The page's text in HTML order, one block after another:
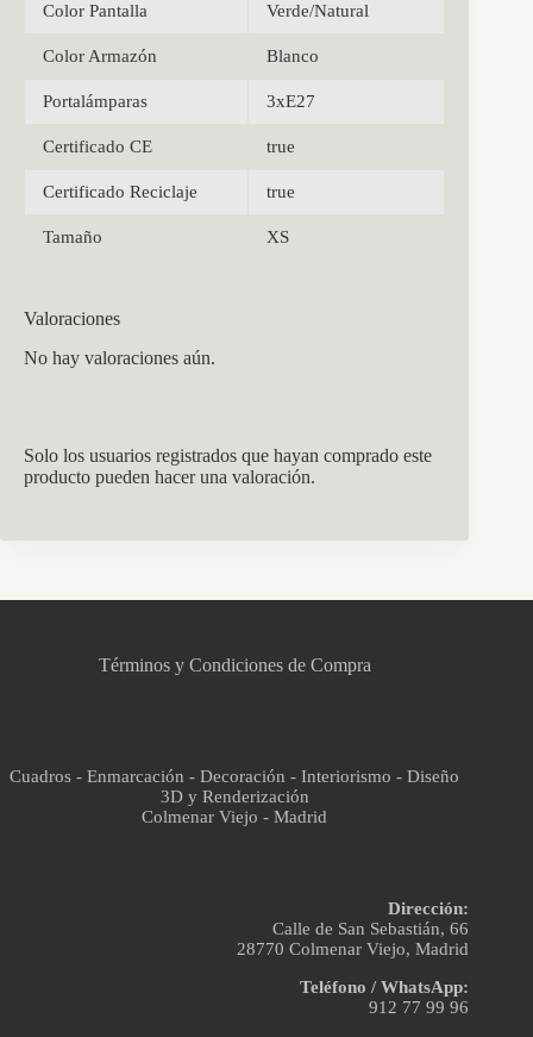
Color Pantalla Verde/Natural
Color Armazón Blanco
Portalámparas 3xE27
Certificado CE true
Certificado Reciclaje true
Tamaño XS
Valoraciones
No hay valoraciones aún.
Solo los usuarios registrados que hayan comprado este
producto pueden hacer una valoración.
Términos y Condiciones de Compra
Cuadros - Enmarcación - Decoración - Interiorismo - Diseño
3D y Renderización
Colmenar Viejo - Madrid
Dirección:
Calle de San Sebastián, 66
28770 Colmenar Viejo, Madrid
Teléfono / WhatsApp:
912 77 99 96
Asistente virtual · En línea